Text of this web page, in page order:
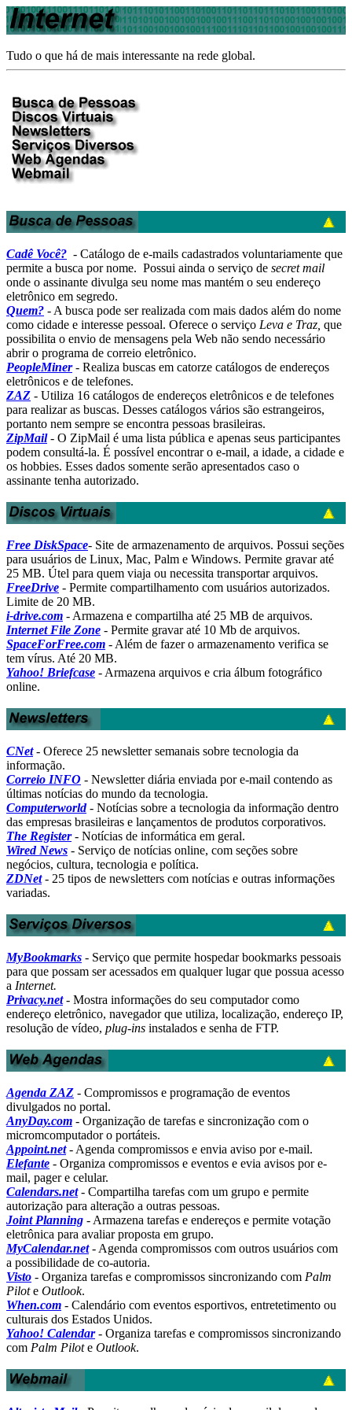
Tudo o que há de mais interessante na rede global.
Cadê Você? - Catálogo de e-mails cadastrados voluntariamente que
permite a busca por nome. Possui ainda o serviço de secret mail
onde o assinante divulga seu nome mas mantém o seu endereço
eletrônico em segredo.
Quem? - A busca pode ser realizada com mais dados além do nome
como cidade e interesse pessoal. Oferece o serviço Leva e Traz, que
possibilita o envio de mensagens pela Web não sendo necessário
abrir o programa de correio eletrônico.
PeopleMiner- Realiza buscas em catorze catálogos de endereços
eletrônicos e de telefones.
ZAZ - Utiliza 16 catálogos de endereços eletrônicos e de telefones
para realizar as buscas. Desses catálogos vários são estrangeiros,
portanto nem sempre se encontra pessoas brasileiras.
ZipMail- O ZipMail é uma lista pública e apenas seus participantes
podem consultá-la. É possível encontrar o e-mail, a idade, a cidade e
os hobbies. Esses dados somente serão apresentados caso o
assinante tenha autorizado.
Free DiskSpace- Site de armazenamento de arquivos. Possui seções
para usuários de Linux, Mac, Palm e Windows. Permite gravar até
25 MB. Útel para quem viaja ou necessita transportar arquivos.
FreeDrive - Permite compartilhamento com usuários autorizados.
Limite de 20 MB.
i-drive.com - Armazena e compartilha até 25 MB de arquivos.
Internet File Zone - Permite gravar até 10 Mb de arquivos.
SpaceForFree.com - Além de fazer o armazenamento verifica se
tem vírus. Até 20 MB.
Yahoo! Briefcase - Armazena arquivos e cria álbum fotográfico
online.
CNet- Oferece 25 newsletter semanais sobre tecnologia da
informação.
Correio INFO - Newsletter diária enviada por e-mail contendo as
últimas notícias do mundo da tecnologia.
Computerworld- Notícias sobre a tecnologia da informação dentro
das empresas brasileiras e lançamentos de produtos corporativos.
The Register- Notícias de informática em geral.
Wired News - Serviço de notícias online, com seções sobre
negócios, cultura, tecnologia e política.
ZDNet- 25 tipos de newsletters com notícias e outras informações
variadas.
MyBookmarks - Serviço que permite hospedar bookmarks pessoais
para que possam ser acessados em qualquer lugar que possua acesso
a Internet.
Privacy.net- Mostra informações do seu computador como
endereço eletrônico, navegador que utiliza, localização, endereço IP,
resolução de vídeo, plug-ins instalados e senha de FTP.
Agenda ZAZ - Compromissos e programação de eventos
divulgados no portal.
AnyDay.com - Organização de tarefas e sincronização com o
micromcomputador o portáteis.
Appoint.net- Agenda compromissos e envia aviso por e-mail.
Elefante - Organiza compromissos e eventos e evia avisos por e-
mail, pager e celular.
Calendars.net- Compartilha tarefas com um grupo e permite
autorização para alteração a outras pessoas.
Joint Planning - Armazena tarefas e endereços e permite votação
eletrônica para avaliar proposta em grupo.
MyCalendar.net- Agenda compromissos com outros usuários com
a possibilidade de co-autoria.
Visto - Organiza tarefas e compromissos sincronizando com Palm
Pilote Outlook.
When.com - Calendário com eventos esportivos, entretetimento ou
culturais dos Estados Unidos.
Yahoo! Calendar- Organiza tarefas e compromissos sincronizando
com Palm Pilote Outlook.